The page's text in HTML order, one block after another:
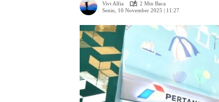
Vivi Alfia
2 Min Baca
Senin, 10 November 2025 | 11:27